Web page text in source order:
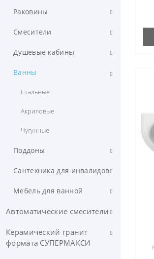
Раковины
Подвесные
Накладные
Напольные
Встраиваемые
Пьедесталы и полупьедесталы
Смесители
Для ванны
Для раковины
Для кухни
Для бидэ
Для душа
Душевые кабины
Угловые
Полукруглые
Ванны
Стальные
Акриловые
Чугунные
Поддоны
Акриловые
Чугунные
Сантехника для инвалидов
Унитазы
Раковины
Поручни
Мебель для ванной
Зеркала
Зеркала-шкафчики
Автоматические смесители
Инфракрасные настенные
смесители
Керамический гранит
формата СУПЕРМАКСИ